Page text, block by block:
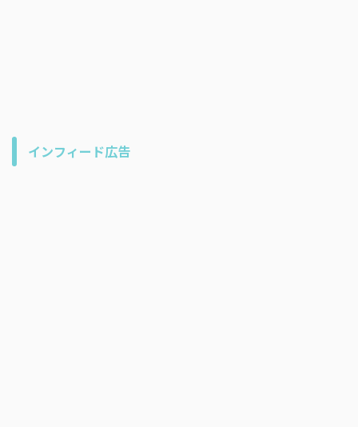
インフィード広告